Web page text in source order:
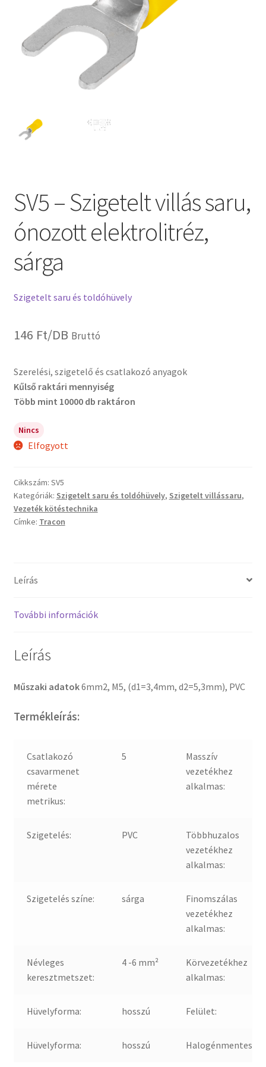
SV5 – Szigetelt villás saru,
ónozott elektrolitréz,
sárga
Szigetelt saru és toldóhüvely
146 Ft/DB Bruttó
Szerelési, szigetelő és csatlakozó anyagok
Kűlső raktári mennyiség
Több mint 10000 db raktáron
Nincs
Elfogyott
Cikkszám: SV5
Kategóriák: Szigetelt saru és toldóhüvely, Szigetelt villássaru,
Vezeték kötéstechnika
Címke: Tracon
Leírás
További információk
Leírás
Műszaki adatok6mm2, M5, (d1=3,4mm, d2=5,3mm), PVC
Termékleírás:
Csatlakozó
csavarmenet
mérete
metrikus:
5
Masszív
vezetékhez
alkalmas:
Szigetelés: PVC
Többhuzalos
vezetékhez
alkalmas:
Szigetelés színe: sárga
Finomszálas
vezetékhez
alkalmas:
Névleges
keresztmetszet:
4 -6 mm²
Körvezetékhez
alkalmas:
Hüvelyforma: hosszú Felület:
Hüvelyforma: hosszú Halogénmentes: